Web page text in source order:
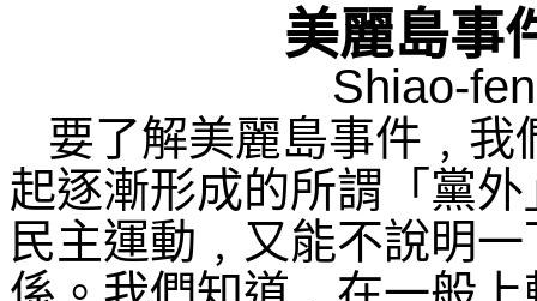
美麗島事
Shiao-
要了解美麗島事件﹐我
起逐漸形成的所謂「黨
民主運動﹐又能不說明